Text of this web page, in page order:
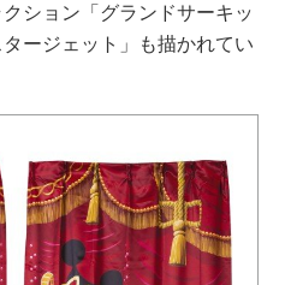
ション「グランドサーキッ
ージェット」も描かれてい